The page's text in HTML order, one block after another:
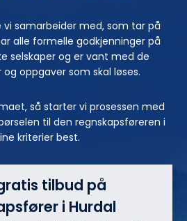
vi samarbeider med, som tar på
alle formelle godkjenninger på
selskaper og er vant med de
oppgaver som skal løses.
så starter vi prosessen med
til den regnskapsføreren i
kriterier best.
tilbud på
i Hurdal